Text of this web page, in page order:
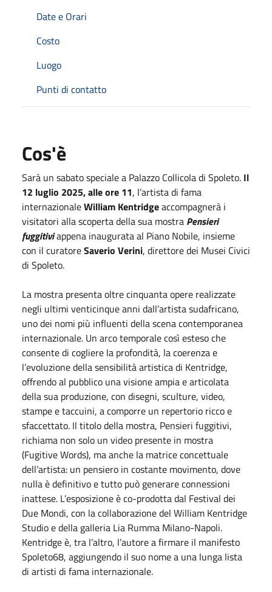
Date e Orari
Costo
Luogo
Punti di contatto
Cos'è
Sarà un sabato speciale a Palazzo Collicola di Spoleto. Il
12 luglio 2025, alle ore 11, l’artista di fama
internazionaleWilliam Kentridgeaccompagnerà i
visitatori alla scoperta della sua mostra Pensieri
fuggitiviappena inaugurata al Piano Nobile, insieme
con il curatoreSaverio Verini, direttore dei Musei Civici
di Spoleto.
La mostra presenta oltre cinquanta opere realizzate
negli ultimi venticinque anni dall’artista sudafricano,
uno dei nomi più influenti della scena contemporanea
internazionale. Un arco temporale così esteso che
consente di cogliere la profondità, la coerenza e
l’evoluzione della sensibilità artistica di Kentridge,
offrendo al pubblico una visione ampia e articolata
della sua produzione, con disegni, sculture, video,
stampe e taccuini, a comporre un repertorio ricco e
sfaccettato. Il titolo della mostra, Pensieri fuggitivi,
richiama non solo un video presente in mostra
(Fugitive Words), ma anche la matrice concettuale
dell’artista: un pensiero in costante movimento, dove
nulla è definitivo e tutto può generare connessioni
inattese. L’esposizione è co-prodotta dal Festival dei
Due Mondi, con la collaborazione del William Kentridge
Studio e della galleria Lia Rumma Milano-Napoli.
Kentridge è, tra l’altro, l’autore a firmare il manifesto
Spoleto68, aggiungendo il suo nome a una lunga lista
di artisti di fama internazionale.